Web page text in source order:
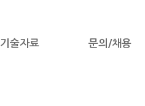
기술자료 문의/채용